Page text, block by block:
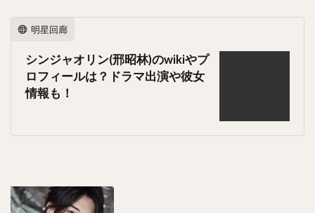
明星回廊
シンジャオリン(邢昭林)のwikiやプ
ロフィールは？ドラマ出演や彼女
情報も！